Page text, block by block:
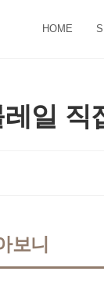
HOME
일 직
보니